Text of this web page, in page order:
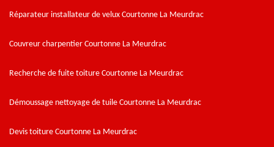
Réparateur installateur de velux Courtonne La Meurdrac
Couvreur charpentier Courtonne La Meurdrac
Recherche de fuite toiture Courtonne La Meurdrac
Démoussage nettoyage de tuile Courtonne La Meurdrac
Devis toiture Courtonne La Meurdrac